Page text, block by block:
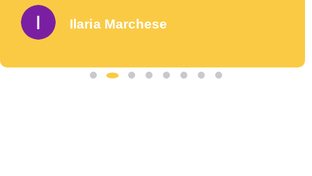
Ilaria Marchese